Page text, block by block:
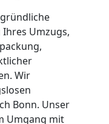
Ihres Umzugs,
Wir
Bonn. Unser
Umgang mit